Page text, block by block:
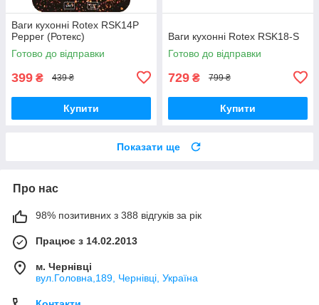
Ваги кухонні Rotex RSK14P
Pepper (Ротекс)
Готово до відправки
399 ₴ 439 ₴
Купити
Ваги кухонні Rotex RSK18-S
Готово до відправки
729 ₴ 799 ₴
Купити
Показати ще
Про нас
98% позитивних з 388 відгуків за рік
Працює з 14.02.2013
м. Чернівці
вул.Головна,189, Чернівці, Україна